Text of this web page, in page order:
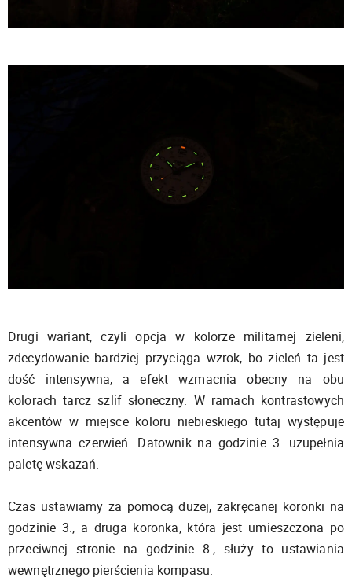
Drugi wariant, czyli opcja w kolorze militarnej zieleni,
zdecydowanie bardziej przyciąga wzrok, bo zieleń ta jest
dość intensywna, a efekt wzmacnia obecny na obu
kolorach tarcz szlif słoneczny. W ramach kontrastowych
akcentów w miejsce koloru niebieskiego tutaj występuje
intensywna czerwień. Datownik na godzinie 3. uzupełnia
paletę wskazań.
Czas ustawiamy za pomocą dużej, zakręcanej koronki na
godzinie 3., a druga koronka, która jest umieszczona po
przeciwnej stronie na godzinie 8., służy to ustawiania
wewnętrznego pierścienia kompasu.